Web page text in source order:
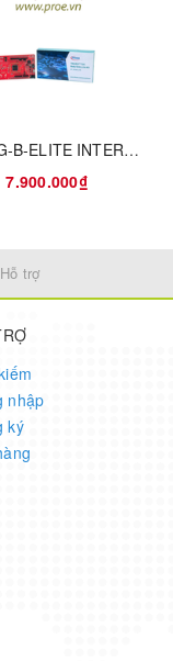
KITT2G-B-ELITE INTERFACE DEVELOPMENT TOOLS
7.900.000₫
trợ
nhập
ký